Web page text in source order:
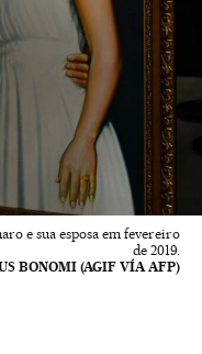
e sua esposa em fevereiro
de 2019.
BONOMI (AGIF VÍA AFP)